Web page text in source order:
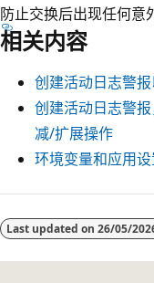
防止交换后出现任何意
相关内容
创建活动日志警
创建活动日志警
减/扩展操作
环境变量和应用
Last updated on 26/05/